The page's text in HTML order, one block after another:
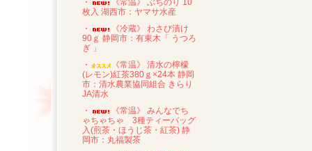
・
《常温》 ぶちのり 10
枚入 湖西市：ヤマサ水産
・
《冷蔵》 わさび漬け
90ｇ 静岡市：有東木「 うつろ
ぎ 」
・
《常温》 清水の檸檬
(レモン)紅茶380ｇ×24本 静岡
市：清水農業協同組合 きらり
JA清水
・
《常温》 みんなでち
ゃちゃちゃ 3種ティーバッグ
入(煎茶・ほうじ茶・紅茶) 静
岡市：丸福製茶